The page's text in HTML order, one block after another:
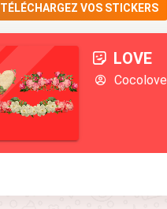
TÉLÉCHARGEZ VOS STICKERS
LOVE
Cocolove